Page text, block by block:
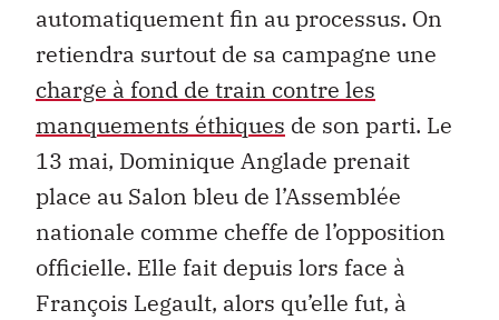
automatiquement fin au processus. On
retiendra surtout de sa campagne une
charge à fond de train contre les
manquements éthiques de son parti. Le
13 mai, Dominique Anglade prenait
place au Salon bleu de l’Assemblée
nationale comme cheffe de l’opposition
officielle. Elle fait depuis lors face à
François Legault, alors qu’elle fut, à